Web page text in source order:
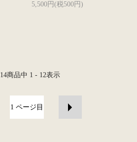
5,500円(税500円)
14商品中 1 - 12表示
1 ページ目